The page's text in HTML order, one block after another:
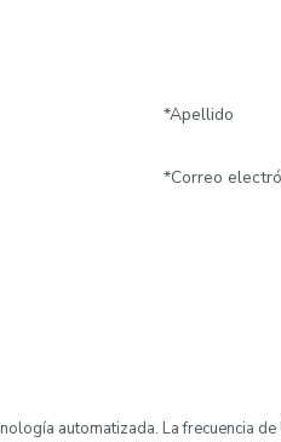
*Apellido
*Correo
automatizada. La frecuencia